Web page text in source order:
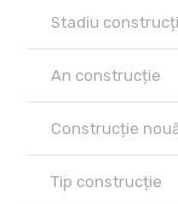
Stadiu
An construcție
Construcție nouă
Tip construcție